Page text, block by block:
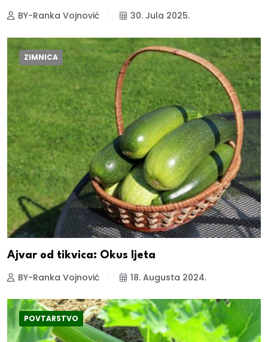
BY-Ranka Vojnović 30. Jula 2025.
ZIMNICA
Ajvar od tikvica: Okus ljeta
BY-Ranka Vojnović 18. Augusta 2024.
POVTARSTVO